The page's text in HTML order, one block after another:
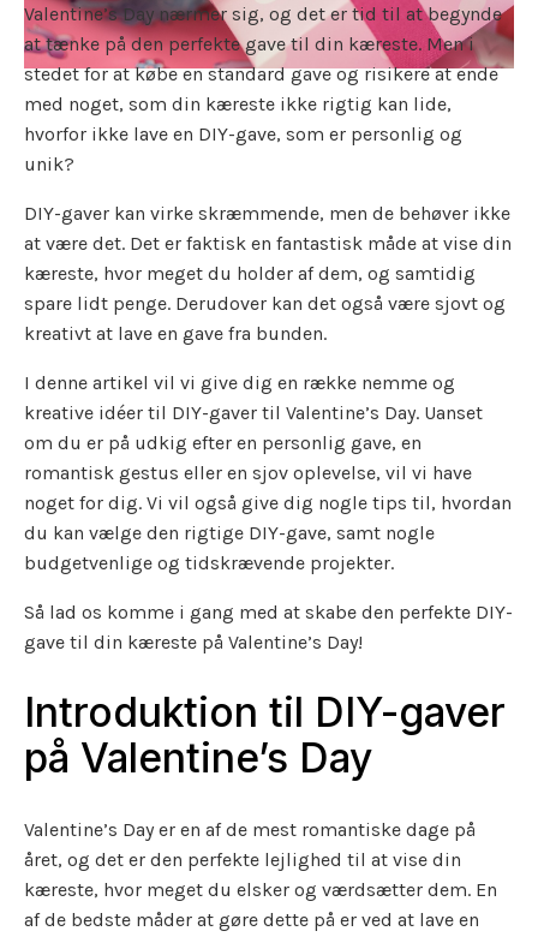
Valentine’s Day nærmer sig, og det er tid til at begynde
at tænke på den perfekte gave til din kæreste. Men i
stedet for at købe en standard gave og risikere at ende
med noget, som din kæreste ikke rigtig kan lide,
hvorfor ikke lave en DIY-gave, som er personlig og
unik?
DIY-gaver kan virke skræmmende, men de behøver ikke
at være det. Det er faktisk en fantastisk måde at vise din
kæreste, hvor meget du holder af dem, og samtidig
spare lidt penge. Derudover kan det også være sjovt og
kreativt at lave en gave fra bunden.
I denne artikel vil vi give dig en række nemme og
kreative idéer til DIY-gaver til Valentine’s Day. Uanset
om du er på udkig efter en personlig gave, en
romantisk gestus eller en sjov oplevelse, vil vi have
noget for dig. Vi vil også give dig nogle tips til, hvordan
du kan vælge den rigtige DIY-gave, samt nogle
budgetvenlige og tidskrævende projekter.
Så lad os komme i gang med at skabe den perfekte DIY-
gave til din kæreste på Valentine’s Day!
Introduktion til DIY-gaver
på Valentine’s Day
Valentine’s Day er en af de mest romantiske dage på
året, og det er den perfekte lejlighed til at vise din
kæreste, hvor meget du elsker og værdsætter dem. En
af de bedste måder at gøre dette på er ved at lave en